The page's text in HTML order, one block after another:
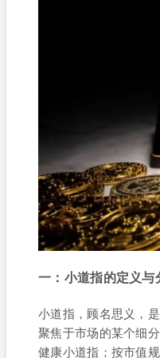
一：小道指的定义与
小道指，顾名思义，
聚焦于市场的某个细
健康小道指；按市值